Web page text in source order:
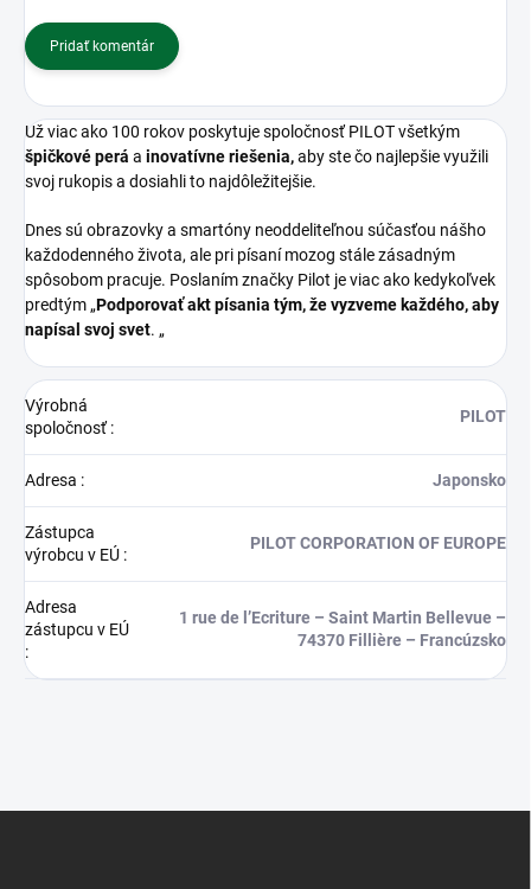
Pridať komentár
Už viac ako 100 rokov poskytuje spoločnosť PILOT všetkým
špičkové perá a inovatívne riešenia,aby ste čo najlepšie využili
svoj rukopis a dosiahli to najdôležitejšie.
Dnes sú obrazovky a smartóny neoddeliteľnou súčasťou nášho
každodenného života, ale pri písaní mozog stále zásadným
spôsobom pracuje. Poslaním značky Pilot je viac ako kedykoľvek
predtým „Podporovať akt písania tým, že vyzveme každého, aby
napísal svoj svet. „
Výrobná
spoločnosť:
PILOT
Adresa : Japonsko
Zástupca
výrobcu v EÚ :
PILOT CORPORATION OF EUROPE
Adresa
zástupcu v EÚ
:
1 rue de l’Ecriture – Saint Martin Bellevue –
74370 Fillière – Francúzsko